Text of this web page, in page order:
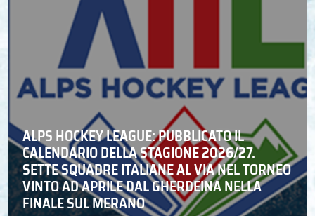
ALPS HOCKEY LEAGUE: PUBBLICATO IL
CALENDARIO DELLA STAGIONE 2026/27.
SETTE SQUADRE ITALIANE AL VIA NEL TORNEO
VINTO AD APRILE DAL GHERDEINA NELLA
FINALE SUL MERANO